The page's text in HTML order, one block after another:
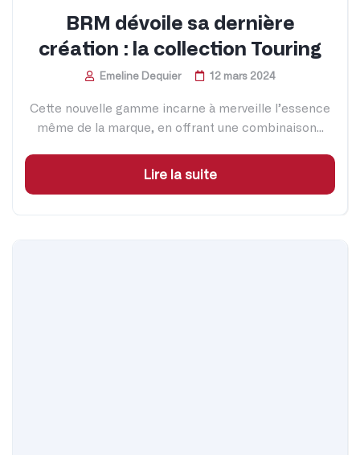
BRM dévoile sa dernière
création : la collection Touring
Emeline Dequier 12 mars 2024
Cette nouvelle gamme incarne à merveille l’essence
même de la marque, en offrant une combinaison...
Lire la suite